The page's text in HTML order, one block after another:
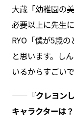
大蔵「幼稚園の
必要以上に先生
RYO「僕が5歳
と思います。し
いるからすごいで
――『クレヨンし
キャラクターは？